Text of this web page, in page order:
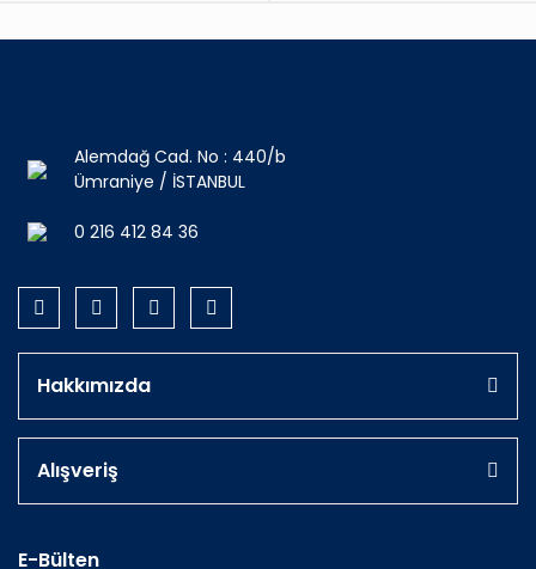
Alemdağ Cad. No : 440/b
Ümraniye / İSTANBUL
0 216 412 84 36
Hakkımızda
Alışveriş
E-Bülten